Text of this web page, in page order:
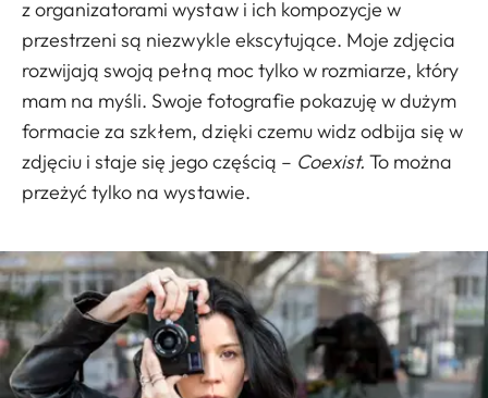
z organizatorami wystaw i ich kompozycje w
przestrzeni są niezwykle ekscytujące. Moje zdjęcia
rozwijają swoją pełną moc tylko w rozmiarze, który
mam na myśli. Swoje fotografie pokazuję w dużym
formacie za szkłem, dzięki czemu widz odbija się w
zdjęciu i staje się jego częścią – Coexist. To można
przeżyć tylko na wystawie.